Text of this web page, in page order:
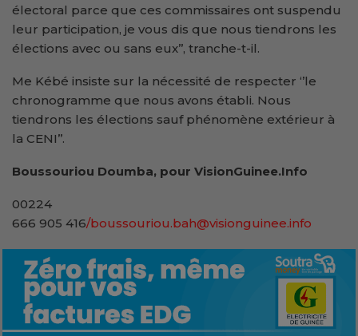
électoral parce que ces commissaires ont suspendu
leur participation, je vous dis que nous tiendrons les
élections avec ou sans eux’’, tranche-t-il.
Me Kébé insiste sur la nécessité de respecter ‘’le
chronogramme que nous avons établi. Nous
tiendrons les élections sauf phénomène extérieur à
la CENI’’.
Boussouriou Doumba, pour VisionGuinee.Info
00224
666 905 416/boussouriou.bah@visionguinee.info